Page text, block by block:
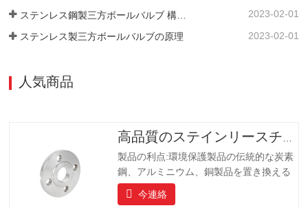
2023-02-01
ステンレス製三方ボールバルブの原理 2023-02-01
人気商品
製品の利点:環境保護製品の伝統的な炭素
鋼、アルミニウム、銅製品を置き換える
ことです、製品は長寿命を持っています
長寿命、美しい外観、耐酸性および耐ア
今連絡